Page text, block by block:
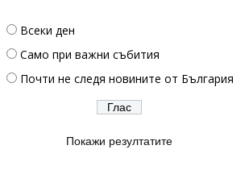
Всеки ден
Само при важни събития
Почти не следя новините от България
Покажи резултатите